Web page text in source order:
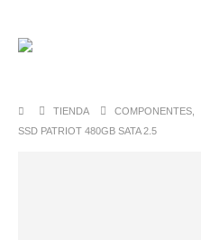
TIENDA COMPONENTES
SSD PATRIOT 480GB SATA 2.5